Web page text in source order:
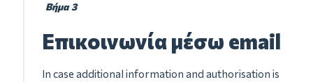
Βήμα 3
Επικοινωνία μέσω email
In case additional information and authorisation is